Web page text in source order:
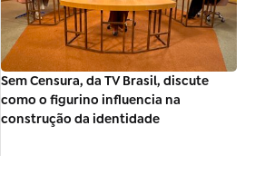
Sem Censura, da TV Brasil, discute
como o figurino influencia na
construção da identidade